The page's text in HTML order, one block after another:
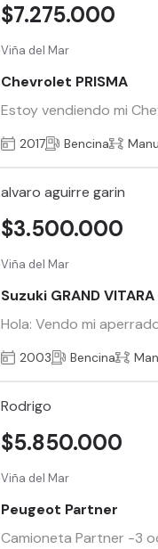
Viña del Mar
Chevrolet PRISMA
Estoy vendiendo mi
$7.275.000
2017 Bencina
alvaro aguirre garin
Viña del Mar
Suzuki GRAND VITARA
Hola: Vendo mi
$3.500.000
2003 Bencina
Rodrigo
Viña del Mar
Peugeot Partner
Camioneta Partner -3
$5.850.000